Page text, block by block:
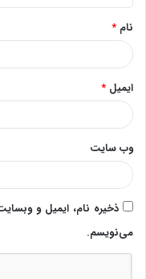
*
نام *
ایمیل *
وب‌ سایت
ذخیره نام، ایمیل و
می‌نویسم.